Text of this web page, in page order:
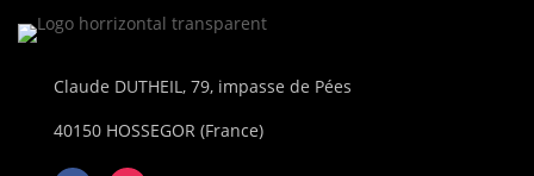
Claude DUTHEIL, 79, impasse de Pées
40150 HOSSEGOR (France)